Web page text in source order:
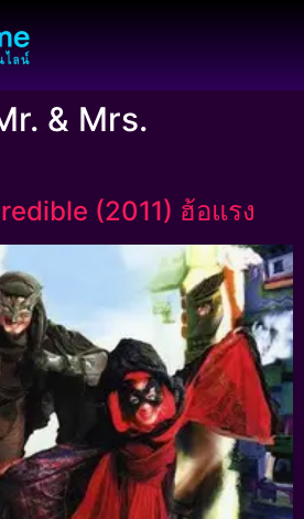
& Mrs.
(2011) ฮ้อแรง